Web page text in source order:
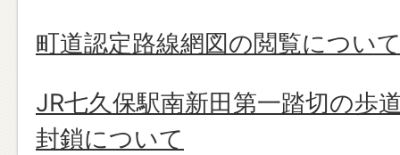
町道認定路線網図の閲覧につい
JR七久保駅南新田第一踏切の歩
封鎖について